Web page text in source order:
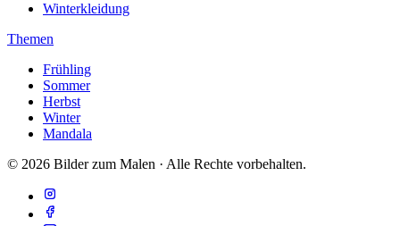
Winterkleidung
Themen
Frühling
Sommer
Herbst
Winter
Mandala
© 2026 Bilder zum Malen · Alle Rechte vorbehalten.